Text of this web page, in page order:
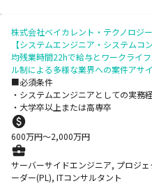
株式会社ベイカレント・テクノロジー
【システムエンジニア・システム
均残業時間22hで給与とワークライ
ル制による多様な業界への案件アサ
■必須条件
・システムエンジニアとしての実務
・大学卒以上または高専卒
600万円〜2,000万円
サーバーサイドエンジニア, プロジ
ーダー(PL), ITコンサルタント